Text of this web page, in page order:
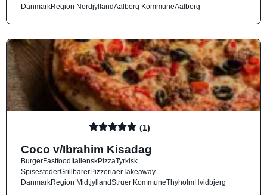
DanmarkRegion NordjyllandAalborg KommuneAalborg
(1)
Coco v/Ibrahim Kisadag
BurgerFastfoodItalienskPizzaTyrkisk
SpisestederGrillbarerPizzeriaerTakeaway
DanmarkRegion MidtjyllandStruer KommuneThyholmHvidbjerg